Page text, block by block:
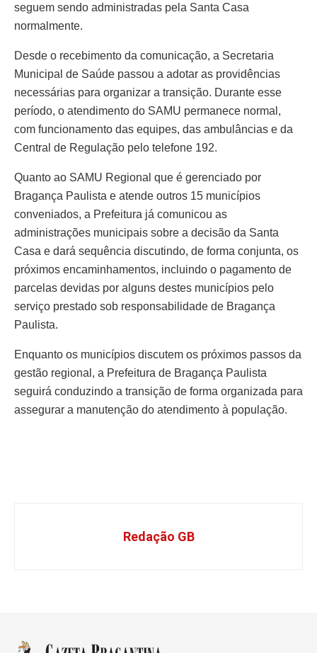
seguem sendo administradas pela Santa Casa
normalmente.
Desde o recebimento da comunicação, a Secretaria
Municipal de Saúde passou a adotar as providências
necessárias para organizar a transição. Durante esse
período, o atendimento do SAMU permanece normal,
com funcionamento das equipes, das ambulâncias e da
Central de Regulação pelo telefone 192.
Quanto ao SAMU Regional que é gerenciado por
Bragança Paulista e atende outros 15 municípios
conveniados, a Prefeitura já comunicou as
administrações municipais sobre a decisão da Santa
Casa e dará sequência discutindo, de forma conjunta, os
próximos encaminhamentos, incluindo o pagamento de
parcelas devidas por alguns destes municípios pelo
serviço prestado sob responsabilidade de Bragança
Paulista.
Enquanto os municípios discutem os próximos passos da
gestão regional, a Prefeitura de Bragança Paulista
seguirá conduzindo a transição de forma organizada para
assegurar a manutenção do atendimento à população.
Redação GB